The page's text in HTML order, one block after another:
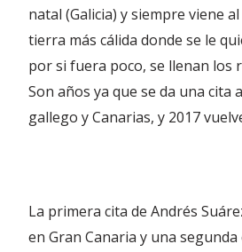
natal (Galicia) y siempre viene
tierra más cálida donde se le
por si fuera poco, se llenan los
Son años ya que se da una cita
gallego y Canarias, y 2017
La primera cita de Andrés
en Gran Canaria y una